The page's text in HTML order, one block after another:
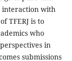
interaction with
TFERJ is to
who
in
submissions